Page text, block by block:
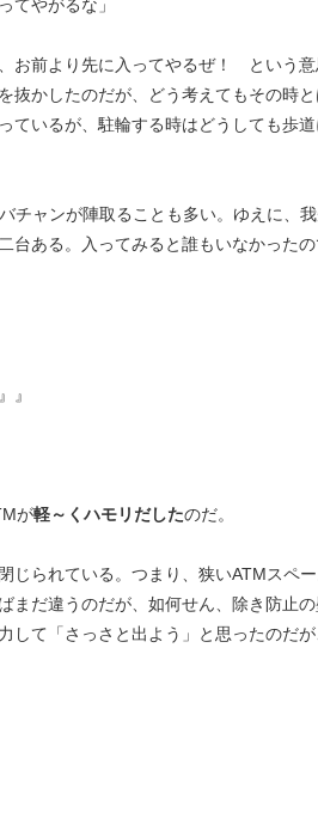
てやがるな」
お前より先に入ってやるぜ！ という意
抜かしたのだが、どう考えてもその時
ているが、駐輪する時はどうしても歩
チャンが陣取ることも多い。ゆえに、
台ある。入ってみると誰もいなかった
』
が軽～くハモリだしたのだ。
られている。つまり、狭いATMスペー
まだ違うのだが、如何せん、除き防止
して「さっさと出よう」と思ったのだが